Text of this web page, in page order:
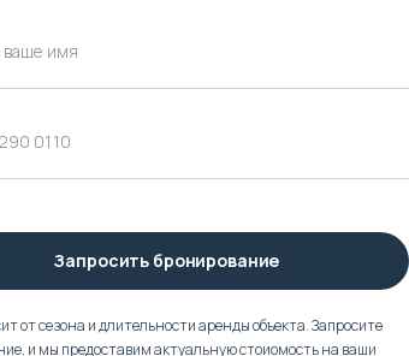
Запросить бронирование
от сезона и длительности аренды объекта. Запросите
и мы предоставим актуальную стоиомость на ваши